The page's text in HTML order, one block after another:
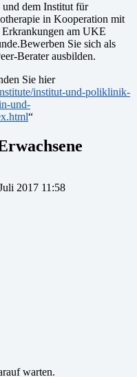
dem Institut für
in Kooperation mit
am UKE
Sie sich als
Berater ausbilden.
Sie hier
institut-und-poliklinik-
und-
“
2017 11:58
warten.